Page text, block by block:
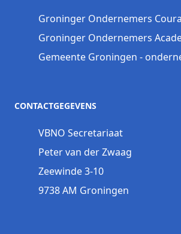
Groninger Ondernemers
Groninger Ondernemers
Gemeente Groningen -
CONTACTGEGEVENS
VBNO Secretariaat
Peter van der Zwaag
Zeewinde 3-10
9738 AM Groningen